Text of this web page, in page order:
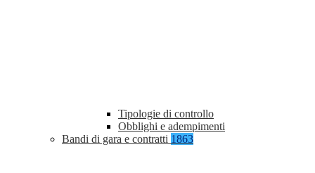
Tipologie di controllo
Obblighi e adempimenti
Bandi di gara e contratti 1863